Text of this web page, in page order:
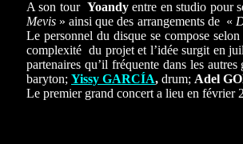
A son tour Yoandyentre en studio pour
Mevis » ainsi que des arrangements de «
Le personnel du disque se compose
complexité du projet et l’idée surgit en
partenaires qu’il fréquente dans les
baryton; Yissy GARCÍA, drum; Adel
Le premier grand concert a lieu en février